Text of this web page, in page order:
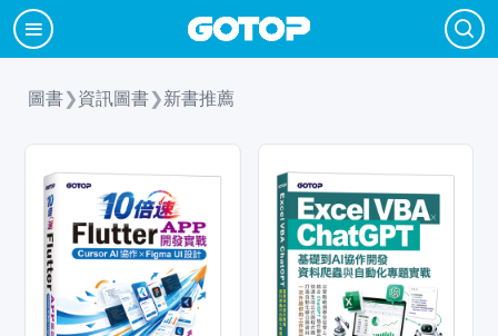
圖書❯資訊圖書❯新書推薦